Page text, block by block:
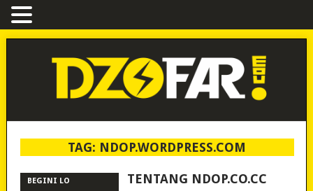
TAG: NDOP.WORDPRESS.COM
BEGINI LO
TENTANG NDOP.CO.CC